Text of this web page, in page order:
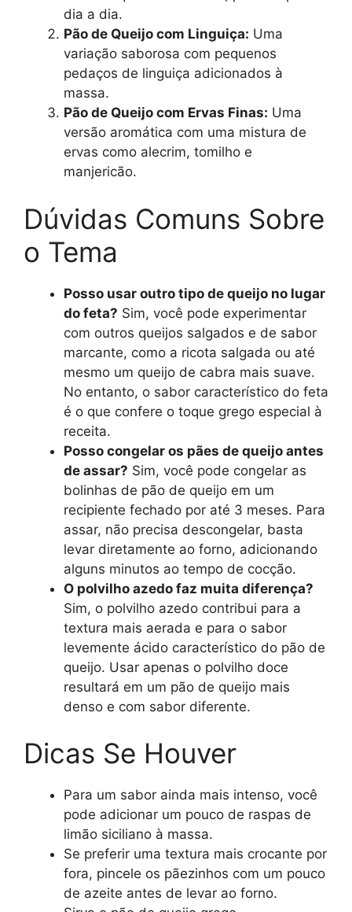
dia a dia.
Pão de Queijo com Linguiça: Uma
variação saborosa com pequenos
pedaços de linguiça adicionados à
massa.
Pão de Queijo com Ervas Finas: Uma
versão aromática com uma mistura de
ervas como alecrim, tomilho e
manjericão.
Dúvidas Comuns Sobre
o Tema
Posso usar outro tipo de queijo no lugar
do feta? Sim, você pode experimentar
com outros queijos salgados e de sabor
marcante, como a ricota salgada ou até
mesmo um queijo de cabra mais suave.
No entanto, o sabor característico do feta
é o que confere o toque grego especial à
receita.
Posso congelar os pães de queijo antes
de assar? Sim, você pode congelar as
bolinhas de pão de queijo em um
recipiente fechado por até 3 meses. Para
assar, não precisa descongelar, basta
levar diretamente ao forno, adicionando
alguns minutos ao tempo de cocção.
O polvilho azedo faz muita diferença?
Sim, o polvilho azedo contribui para a
textura mais aerada e para o sabor
levemente ácido característico do pão de
queijo. Usar apenas o polvilho doce
resultará em um pão de queijo mais
denso e com sabor diferente.
Dicas Se Houver
Para um sabor ainda mais intenso, você
pode adicionar um pouco de raspas de
limão siciliano à massa.
Se preferir uma textura mais crocante por
fora, pincele os pãezinhos com um pouco
de azeite antes de levar ao forno.